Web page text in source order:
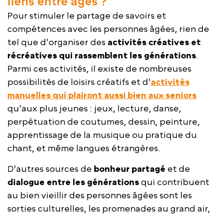
Pour stimuler le partage de savoirs et
compétences avec les personnes âgées, rien de
tel que d'organiser des activités créatives et
récréatives qui rassemblent les générations.
Parmi ces activités, il existe de nombreuses
possibilités de loisirs créatifs et d'activités
manuelles qui plairont aussi bien aux seniors
qu'aux plus jeunes : jeux, lecture, danse,
perpétuation de coutumes, dessin, peinture,
apprentissage de la musique ou pratique du
chant, et même langues étrangères.
D'autres sources de bonheur partagé et de
dialogue entre les générationsqui contribuent
au bien vieillir des personnes âgées sont les
sorties culturelles, les promenades au grand air,